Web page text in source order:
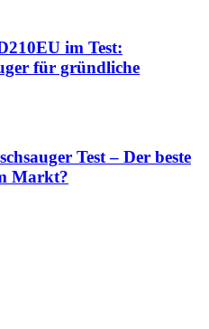
im Test:
für gründliche
Test – Der beste
Markt?